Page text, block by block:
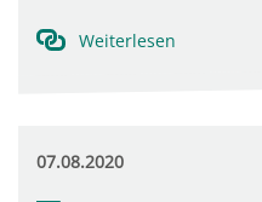
Weiterlesen
07.08.2020